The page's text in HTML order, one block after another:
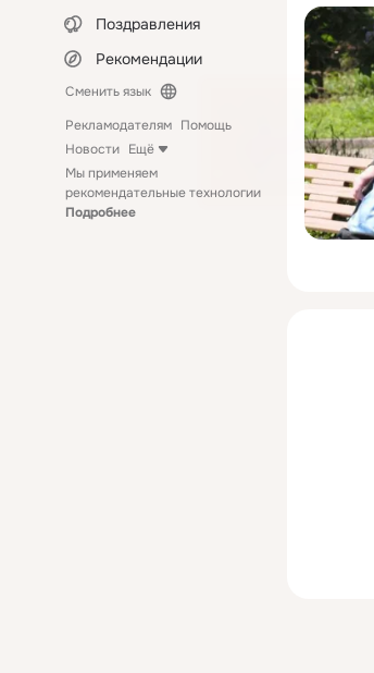
Поздравления
Рекомендации
Сменить язык
Рекламодателям Помощь
Новости Ещё
Мы применяем
рекомендательные технологии
Подробнее